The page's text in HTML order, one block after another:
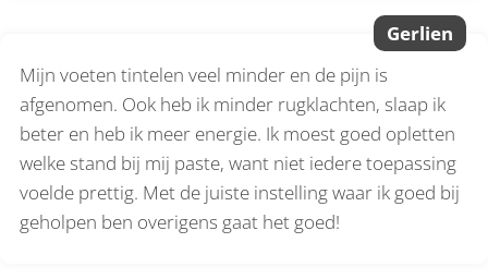
Gerlien
Mijn voeten tintelen veel minder en de pijn is
afgenomen. Ook heb ik minder rugklachten, slaap ik
beter en heb ik meer energie. Ik moest goed opletten
welke stand bij mij paste, want niet iedere toepassing
voelde prettig. Met de juiste instelling waar ik goed bij
geholpen ben overigens gaat het goed!